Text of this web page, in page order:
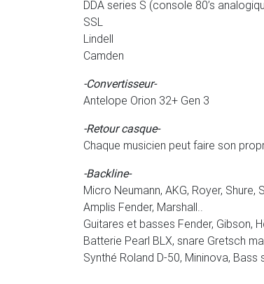
DDA series S (console 80’s
SSL
Lindell
Camden
-Convertisseur-
Antelope Orion 32+ Gen 3
-Retour casque-
Chaque musicien peut faire son
-Backline-
Micro Neumann, AKG, Royer, Shure,
Amplis Fender, Marshall..
Guitares et basses Fender, Gibson,
Batterie Pearl BLX, snare Gretsch
Synthé Roland D-50, Mininova, Bass